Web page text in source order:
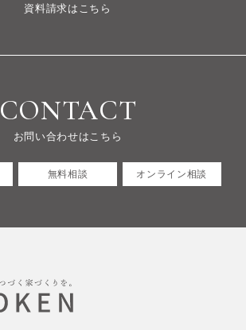
資料請求はこちら
CONTACT
お問い合わせはこちら
無料相談 オンライン相談